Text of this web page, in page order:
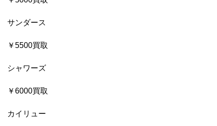
サンダース
￥5500買取
シャワーズ
￥6000買取
カイリュー